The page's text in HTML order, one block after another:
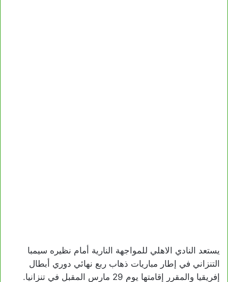
يستعد النادي الاهلي للمواجهة النارية أمام نظيره سيمبا
التنزاني في إطار مباريات ذهاب ربع نهائي دوري أبطال
إفريقيا والمقرر إقامتها يوم 29 مارس المقبل في تنزانيا.